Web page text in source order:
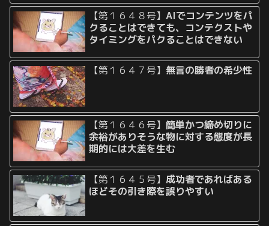
【第１６４８号】AIでコンテンツをパ
クることはできても、コンテクストや
タイミングをパクることはできない
【第１６４７号】 無言の勝者の希少性
【第１６４６号】簡単かつ締め切りに
余裕がありそうな物に対する態度が長
期的には大差を生む
【第１６４５号】成功者であればある
ほどその引き際を誤りやすい